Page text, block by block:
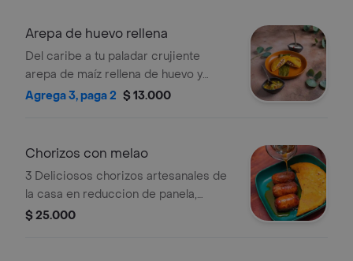
Arepa de huevo rellena
Del caribe a tu paladar crujiente
arepa de maíz rellena de huevo y
carne, pollo o chorizó.
Agrega 3, paga 2 $ 13.000
Chorizos con melao
3 Deliciosos chorizos artesanales de
la casa en reduccion de panela,
acompañado de arepa santandereana
$ 25.000